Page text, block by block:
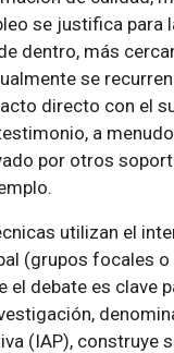
se justifica para
dentro, más
se
directo con el
a
por otros
utilizan el
(grupos focales
el debate es clave
(IAP), construye